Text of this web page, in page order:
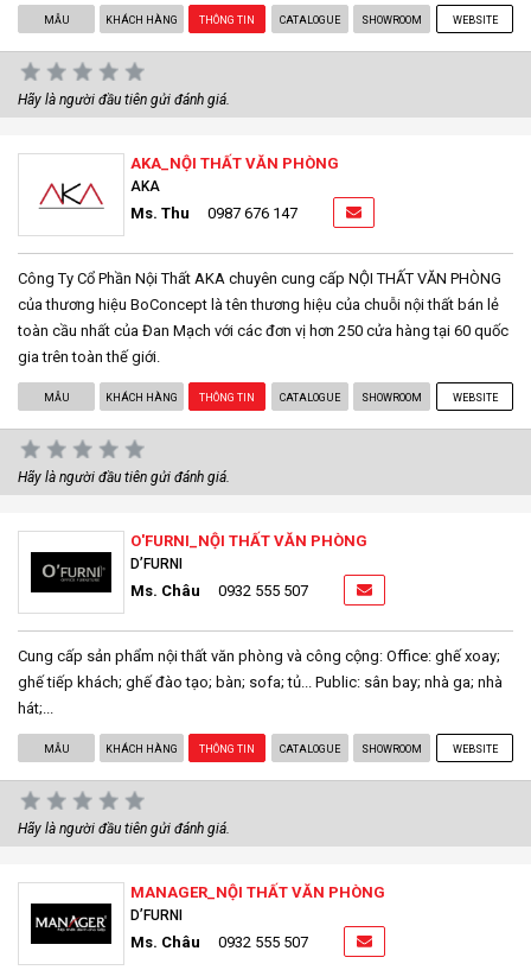
MẪU KHÁCH HÀNG THÔNG TIN CATALOGUE SHOWROOM WEBSITE
Hãy là người đầu tiên gửi đánh giá.
AKA_NỘI THẤT VĂN PHÒNG
AKA
Ms. Thu 0987 676 147
Công Ty Cổ Phần Nội Thất AKA chuyên cung cấp NỘI THẤT VĂN PHÒNG
của thương hiệu BoConcept là tên thương hiệu của chuỗi nội thất bán lẻ
toàn cầu nhất của Đan Mạch với các đơn vị hơn 250 cửa hàng tại 60 quốc
gia trên toàn thế giới.
MẪU KHÁCH HÀNG THÔNG TIN CATALOGUE SHOWROOM WEBSITE
Hãy là người đầu tiên gửi đánh giá.
O'FURNI_NỘI THẤT VĂN PHÒNG
D’FURNI
Ms. Châu 0932 555 507
Cung cấp sản phẩm nội thất văn phòng và công cộng: Office: ghế xoay;
ghế tiếp khách; ghế đào tạo; bàn; sofa; tủ... Public: sân bay; nhà ga; nhà
hát;...
MẪU KHÁCH HÀNG THÔNG TIN CATALOGUE SHOWROOM WEBSITE
Hãy là người đầu tiên gửi đánh giá.
MANAGER_NỘI THẤT VĂN PHÒNG
D’FURNI
Ms. Châu 0932 555 507